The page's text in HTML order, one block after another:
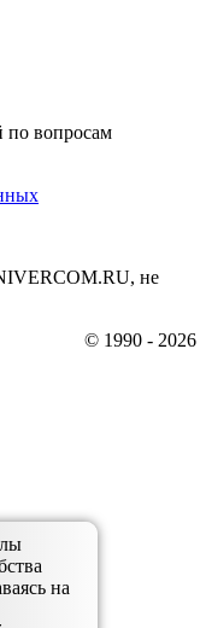
по вопросам
не
© 1990 - 2026
на